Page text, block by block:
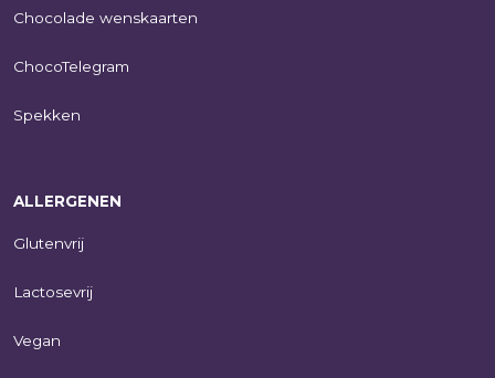
Chocolade wenskaarten
ChocoTelegram
Spekken
ALLERGENEN
Glutenvrij
Lactosevrij
Vegan